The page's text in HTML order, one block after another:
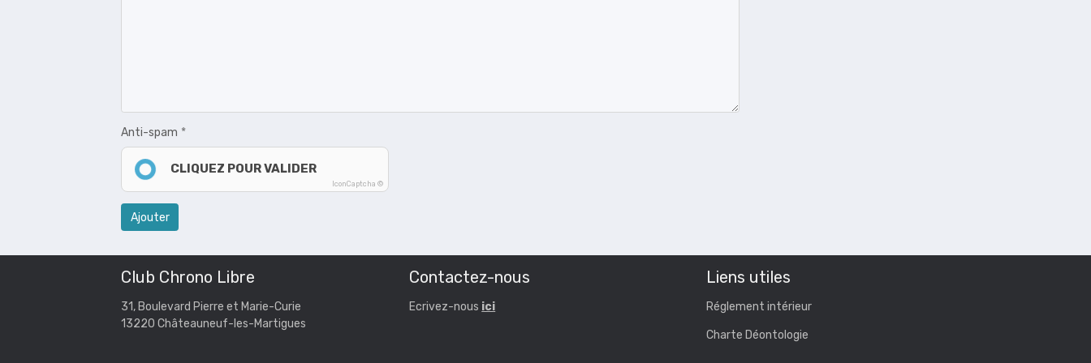
Anti-spam
CLIQUEZ POUR VALIDER
IconCaptcha ©
Ajouter
Club Chrono Libre
31, Boulevard Pierre et Marie-Curie
13220 Châteauneuf-les-Martigues
Contactez-nous
Ecrivez-nous ici
Liens utiles
Réglement intérieur
Charte Déontologie